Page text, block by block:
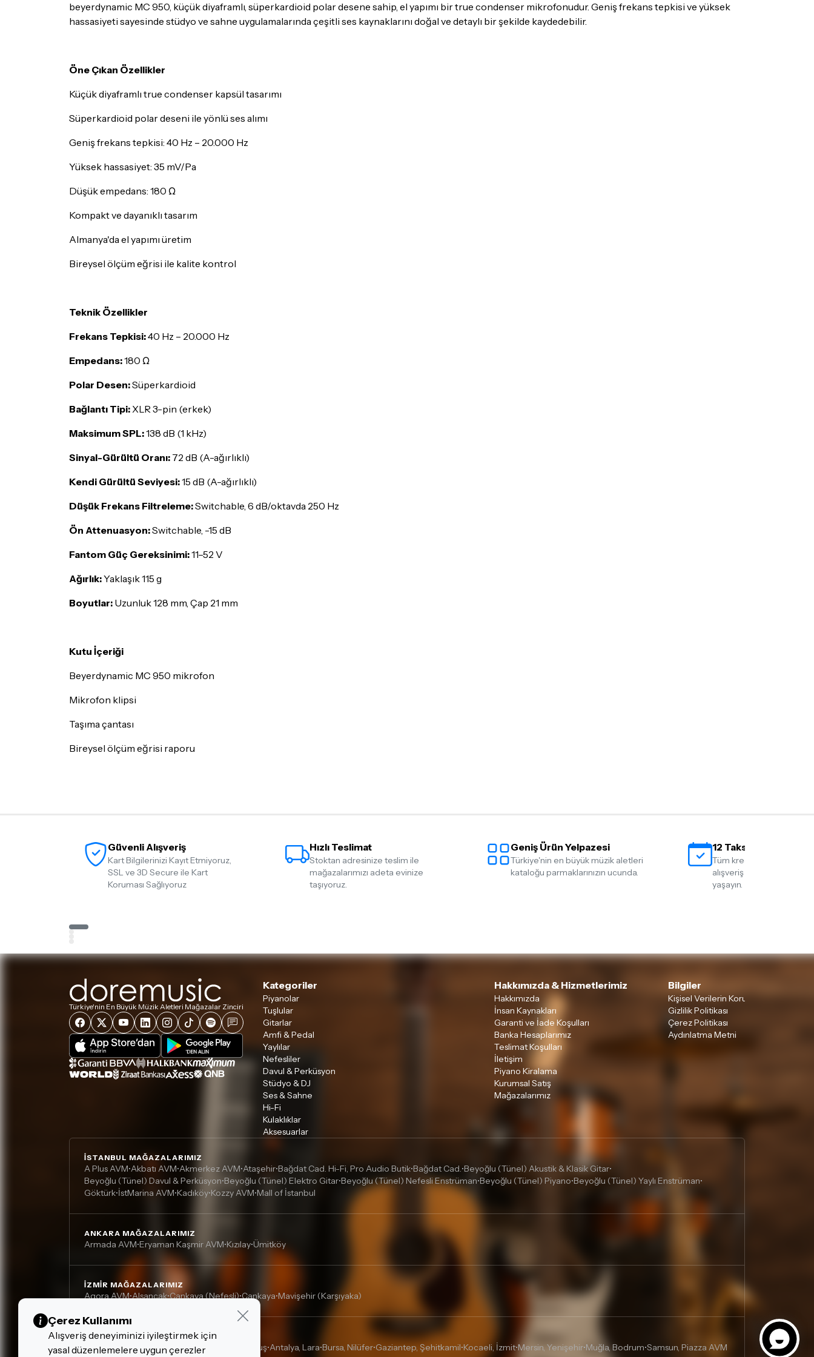
gerekmektedir. Satın almış olduğunuz ürünü göndermeden önce
mutlakaDestek ekibimiz ile iletişime geçerek bilgi veriniz.
beyerdynamic MC 950, küçük diyaframlı, süperkardioid polar desene sahip, el yapımı bir true condenser mikrofonudur. Geniş frekans tepkisi ve yüksek
hassasiyeti sayesinde stüdyo ve sahne uygulamalarında çeşitli ses kaynaklarını doğal ve detaylı bir şekilde kaydedebilir.
Öne Çıkan Özellikler
Küçük diyaframlı true condenser kapsül tasarımı
Süperkardioid polar deseni ile yönlü ses alımı
Geniş frekans tepkisi: 40 Hz – 20.000 Hz
Yüksek hassasiyet: 35 mV/Pa
Düşük empedans: 180 Ω
Kompakt ve dayanıklı tasarım
Almanya'da el yapımı üretim
Bireysel ölçüm eğrisi ile kalite kontrol
Teknik Özellikler
Frekans Tepkisi:40 Hz – 20.000 Hz
Empedans:180 Ω
Polar Desen:Süperkardioid
Bağlantı Tipi:XLR 3-pin (erkek)
Maksimum SPL:138 dB (1 kHz)
Sinyal-Gürültü Oranı: 72 dB (A-ağırlıklı)
Kendi Gürültü Seviyesi:15 dB (A-ağırlıklı)
Düşük Frekans Filtreleme:Switchable, 6 dB/oktavda 250 Hz
Ön Attenuasyon:Switchable, -15 dB
Fantom Güç Gereksinimi:11–52 V
Ağırlık:Yaklaşık 115 g
Boyutlar: Uzunluk 128 mm, Çap 21 mm
Kutu İçeriği
Beyerdynamic MC 950 mikrofon
Mikrofon klipsi
Taşıma çantası
Bireysel ölçüm eğrisi raporu
Güvenli Alışveriş
Kart Bilgilerinizi Kayıt Etmiyoruz,
SSL ve 3D Secure ile Kart
Koruması Sağlıyoruz
Hızlı Teslimat
Stoktan adresinize teslim ile
mağazalarımızı adeta evinize
taşıyoruz.
Geniş Ürün Yelpazesi
Türkiye'nin en büyük müzik aletleri
kataloğu parmaklarınızın ucunda.
12 Taksit İmkanı
Tüm kredi kartlarına 12
alışveriş yapmanın
yaşayın.
Türkiye'nin En Büyük Müzik Aletleri Mağazalar Zinciri
Kategoriler
Piyanolar
Tuşlular
Gitarlar
Amfi & Pedal
Yaylılar
Nefesliler
Davul & Perküsyon
Stüdyo & DJ
Ses & Sahne
Hi-Fi
Kulaklıklar
Aksesuarlar
Hakkımızda & Hizmetlerimiz
Hakkımızda
İnsan Kaynakları
Garanti ve İade Koşulları
Banka Hesaplarımız
Teslimat Koşulları
İletişim
Piyano Kiralama
Kurumsal Satış
Mağazalarımız
Bilgiler
Kişisel Verilerin Korunması
Gizlilik Politikası
Çerez Politikası
Aydınlatma Metni
İSTANBUL MAĞAZALARIMIZ
A Plus AVM•Akbatı AVM•Akmerkez AVM•Ataşehir•Bağdat Cad. Hi-Fi, Pro Audio Butik•Bağdat Cad.•Beyoğlu (Tünel) Akustik & Klasik Gitar•
Beyoğlu (Tünel) Davul & Perküsyon•Beyoğlu (Tünel) Elektro Gitar•Beyoğlu (Tünel) Nefesli Enstrüman•Beyoğlu (Tünel) Piyano•Beyoğlu (Tünel) Yaylı Enstrüman•
Göktürk•İstMarina AVM•Kadıköy•Kozzy AVM•Mall of İstanbul
ANKARA MAĞAZALARIMIZ
Armada AVM•Eryaman Kaşmir AVM•Kızılay•Ümitköy
İZMIR MAĞAZALARIMIZ
Agora AVM•Alsancak•Çankaya (Nefesli)•Çankaya•Mavişehir (Karşıyaka)
DIĞER MAĞAZALARIMIZ
Adana, Çukurova - Turgut Özal• Adana, Kurtuluş•Antalya, Lara•Bursa, Nilüfer•Gaziantep, Şehitkamil•Kocaeli, İzmit•Mersin, Yenişehir•Muğla, Bodrum•Samsun, Piazza AVM
Çerez Kullanımı
Alışveriş deneyiminizi iyileştirmek için
yasal düzenlemelere uygun çerezler